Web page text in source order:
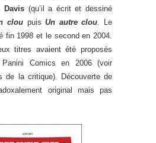
Davis(qu’il a écrit et dessiné
cloupuisUn autre clou. Le
fin 1998 et le second en 2004.
titres avaient été proposés
Panini Comics en 2006 (voir
de la critique). Découverte de
original mais pas